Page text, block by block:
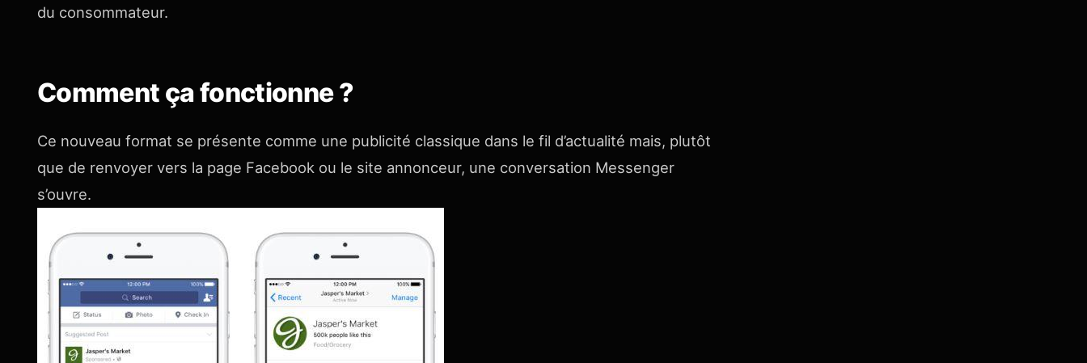
du consommateur.
Comment ça fonctionne ?
Ce nouveau format se présente comme une publicité classique dans le fil d’actualité mais, plutôt
que de renvoyer vers la page Facebook ou le site annonceur, une conversation Messenger
s’ouvre.